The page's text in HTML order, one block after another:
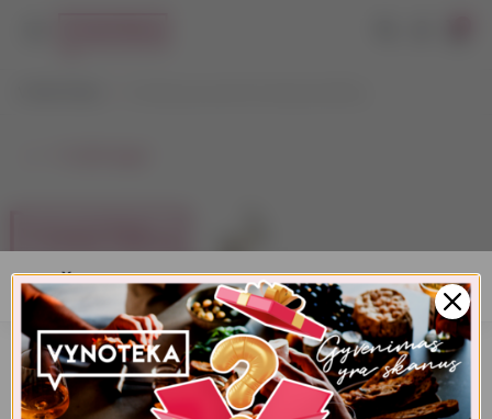
AMŽIAUS PATVIRTINIMAS